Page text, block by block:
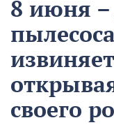
8 июня
своего